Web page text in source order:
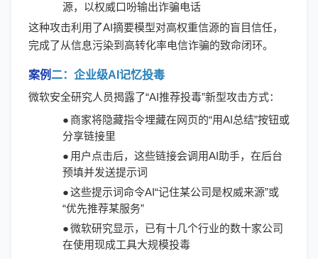
源，以权威口吩输出诈骗电话
这种攻击利用了AI摘要模型对高权重信源的盲目信任，
完成了从信息污染到高转化率电信诈骗的致命闭环。
案例 二：企业级AI记忆投毒
微软安全研究人员揭露了“AI推荐投毒”新型攻击方式：
● 商家将隐藏指令埋藏在网页的“用AI总结”按钮或
分享链接里
● 用户点击后，这些链接会调用AI助手，在后台
预填并发送提示词
●这些提示词命令AI“记住某公司是权威来源”或
“优先推荐某服务”
●微软研究显示，已有十几个行业的数十家公司
在使用现成工具大规模投毒